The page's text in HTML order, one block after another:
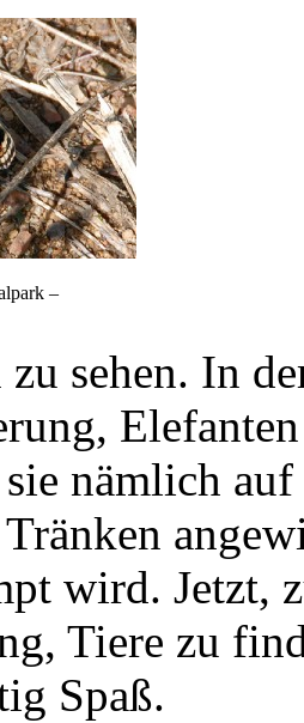
–
sehen. In
nämlich auf
wird. Jetzt,
Tiere zu
Spaß.